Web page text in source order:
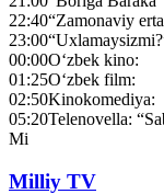
22:40“Zamonaviy
23:00
00:00O‘zbek kino:
01:25O‘zbek film:
02:50Kinokomediya:
05:20Telenovella:
Mi
Milliy TV